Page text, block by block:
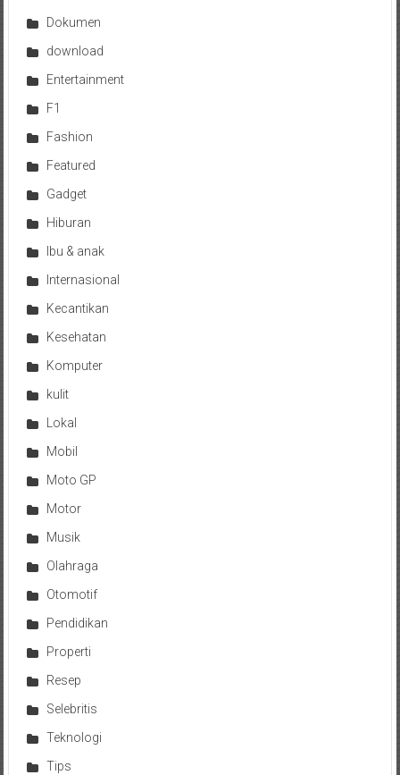
Dokumen
download
Entertainment
F1
Fashion
Featured
Gadget
Hiburan
Ibu & anak
Internasional
Kecantikan
Kesehatan
Komputer
kulit
Lokal
Mobil
Moto GP
Motor
Musik
Olahraga
Otomotif
Pendidikan
Properti
Resep
Selebritis
Teknologi
Tips